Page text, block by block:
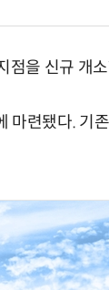
점을 신규 개
마련됐다. 기
중국
10 테슬라